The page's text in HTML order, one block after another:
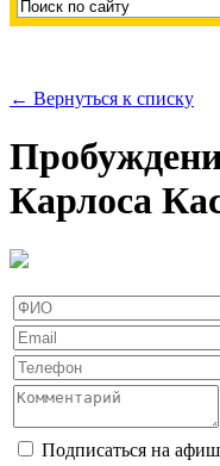
← Вернуться к списку
Карлоса
Подписаться на